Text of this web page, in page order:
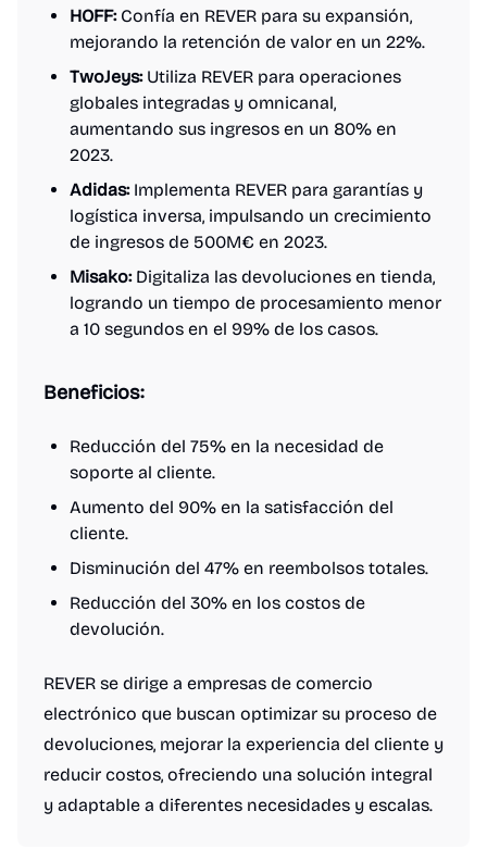
HOFF:Confía en REVER para su expansión,
mejorando la retención de valor en un 22%.
TwoJeys:Utiliza REVER para operaciones
globales integradas y omnicanal,
aumentando sus ingresos en un 80% en
2023.
Adidas:Implementa REVER para garantías y
logística inversa, impulsando un crecimiento
de ingresos de 500M€ en 2023.
Misako:Digitaliza las devoluciones en tienda,
logrando un tiempo de procesamiento menor
a 10 segundos en el 99% de los casos.
Beneficios:
Reducción del 75% en la necesidad de
soporte al cliente.
Aumento del 90% en la satisfacción del
cliente.
Disminución del 47% en reembolsos totales.
Reducción del 30% en los costos de
devolución.
REVER se dirige a empresas de comercio
electrónico que buscan optimizar su proceso de
devoluciones, mejorar la experiencia del cliente y
reducir costos, ofreciendo una solución integral
y adaptable a diferentes necesidades y escalas.